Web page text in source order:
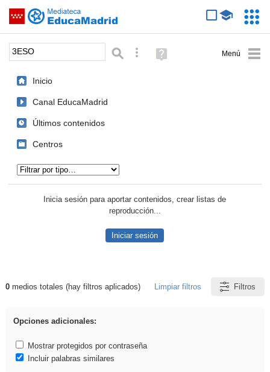
Saltar navegación
Palabra o frase: Búsqueda avanzada
Ayuda
(en
Inicio
Canal EducaMadrid
Últimos contenidos
Centros
Inicia sesión para aportar contenidos, crear listas de
reproducción...
Iniciar sesión
Resultados de: 3ESO
0medios totales (hay filtros aplicados) Limpiar filtros Filtros
Opciones adicionales:
Mostrar protegidos por contraseña
Incluir palabras similares